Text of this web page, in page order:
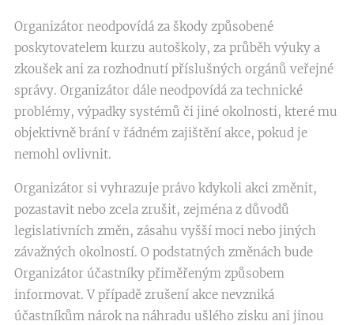
Organizátor neodpovídá za škody způsobené
poskytovatelem kurzu autoškoly, za průběh výuky a
zkoušek ani za rozhodnutí příslušných orgánů veřejné
správy. Organizátor dále neodpovídá za technické
problémy, výpadky systémů či jiné okolnosti, které mu
objektivně brání v řádném zajištění akce, pokud je
nemohl ovlivnit.
Organizátor si vyhrazuje právo kdykoli akci změnit,
pozastavit nebo zcela zrušit, zejména z důvodů
legislativních změn, zásahu vyšší moci nebo jiných
závažných okolností. O podstatných změnách bude
Organizátor účastníky přiměřeným způsobem
informovat. V případě zrušení akce nevzniká
účastníkům nárok na náhradu ušlého zisku ani jinou